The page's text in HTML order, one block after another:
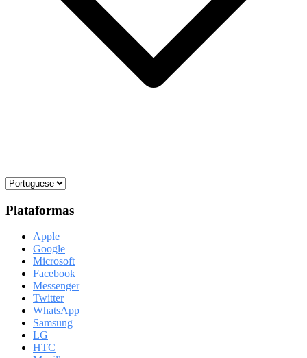
Plataformas
Apple
Google
Microsoft
Facebook
Messenger
Twitter
WhatsApp
Samsung
LG
HTC